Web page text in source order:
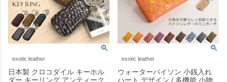
exotic leather
日本製 クロコダイル キーホル
ダー キーリング アンティーク
exotic leather
ウォーターパイソン 小銭入れ
ハート デザイン / 多機能 小物